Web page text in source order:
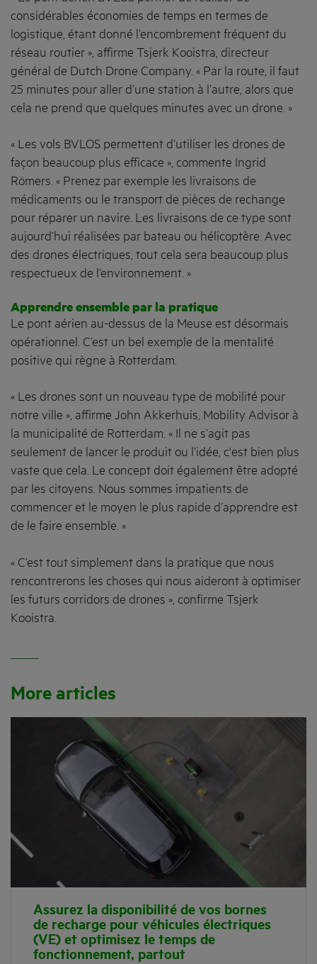
considérables économies de temps en termes de
logistique, étant donné l’encombrement fréquent du
réseau routier », affirme Tsjerk Kooistra, directeur
général de Dutch Drone Company. « Par la route, il faut
25 minutes pour aller d’une station à l’autre, alors que
cela ne prend que quelques minutes avec un drone. »
« Les vols BVLOS permettent d’utiliser les drones de
façon beaucoup plus efficace », commente Ingrid
Römers. « Prenez par exemple les livraisons de
médicaments ou le transport de pièces de rechange
pour réparer un navire. Les livraisons de ce type sont
aujourd’hui réalisées par bateau ou hélicoptère. Avec
des drones électriques, tout cela sera beaucoup plus
respectueux de l’environnement. »
Apprendre ensemble par la pratique
Le pont aérien au-dessus de la Meuse est désormais
opérationnel. C’est un bel exemple de la mentalité
positive qui règne à Rotterdam.
« Les drones sont un nouveau type de mobilité pour
notre ville », affirme John Akkerhuis, Mobility Advisor à
la municipalité de Rotterdam. « Il ne s’agit pas
seulement de lancer le produit ou l’idée, c'est bien plus
vaste que cela. Le concept doit également être adopté
par les citoyens. Nous sommes impatients de
commencer et le moyen le plus rapide d’apprendre est
de le faire ensemble. »
« C’est tout simplement dans la pratique que nous
rencontrerons les choses qui nous aideront à optimiser
les futurs corridors de drones », confirme Tsjerk
Kooistra.
More articles
Assurez la disponibilité de vos bornes
de recharge pour véhicules électriques
(VE) et optimisez le temps de
fonctionnement, partout